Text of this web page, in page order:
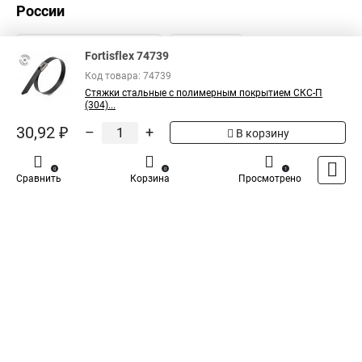
Пластиковый хомут стяжка ту
Стяжка груза цена
Что такое стяжки кабельные Сколько стоит стяжки
Стяжки хомут пластиковый купить Стяжка 200
Стяжка в дом
Площадка хомута стяжки Стяжки резиновые для груза
России
Fortisflex 74739
Код товара: 74739
Стяжки стальные с полимерным покрытием СКС-П
(304)...
30,92 ₽ – + В корзину
Сравнить
0
Корзина
0
Просмотрено
1